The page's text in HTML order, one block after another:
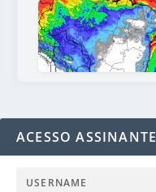
ACESSO ASSINANTE